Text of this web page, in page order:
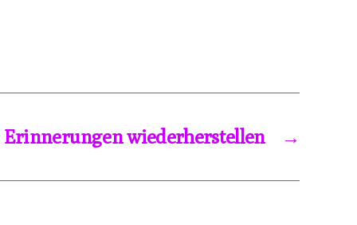
→
Erinnerungen wiederherstellen